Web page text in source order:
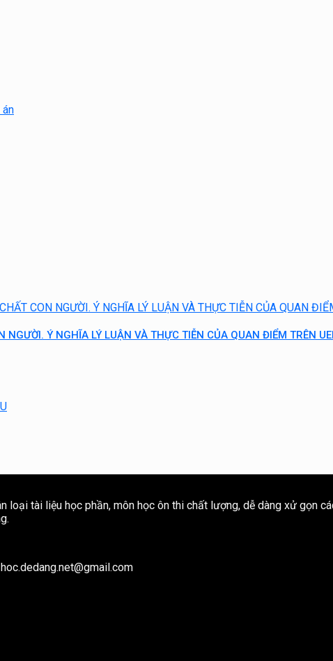
Ý NGHĨA LÝ LUẬN VÀ THỰC TIỄN CỦA QUAN ĐIỂM TRÊN
tài liệu học phần, môn học ôn thi chất lượng, dễ dàng xử gọn